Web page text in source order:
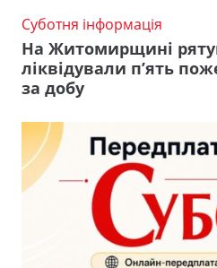
Суботня інформація
На Житомирщині
ліквідували п’ять
за добу